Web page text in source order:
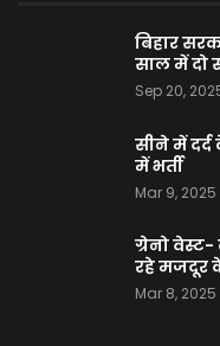
बिहार
साल में दो
Sep 20,
सीने में
में भर्ती
Mar 9, 2025
ग्रेनो
रहे मजदूर
Mar 8, 2025